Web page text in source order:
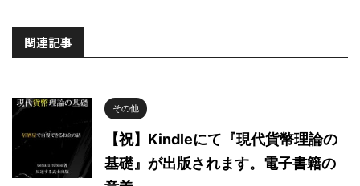
関連記事
その他
【祝】Kindleにて『現代貨幣理論の
基礎』が出版されます。電子書籍の